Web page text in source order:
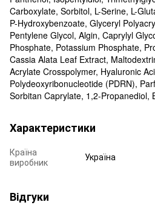
Carboxylate, Sorbitol, L-Serine, L-
P-Hydroxybenzoate, Glyceryl
Pentylene Glycol, Algin, Caprylyl
Phosphate, Potassium Phosphate,
Cassia Alata Leaf Extract,
Acrylate Crosspolymer, Hyaluronic
Polydeoxyribonucleotide (PDRN),
Sorbitan Caprylate, 1,2-Propanediol,
Характеристики
Країна
виробник
Україна
Відгуки